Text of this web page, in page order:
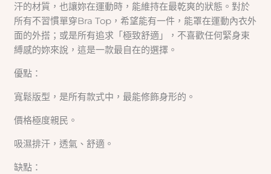
汗的材質，也讓妳在運動時，能維持在最乾爽的狀態。對於
所有不習慣單穿Bra Top，希望能有一件，能罩在運動內衣外
面的外搭；或是所有追求「極致舒適」，不喜歡任何緊身束
縛感的妳來說，這是一款最自在的選擇。
優點：
寬鬆版型，是所有款式中，最能修飾身形的。
價格極度親民。
吸濕排汗，透氣、舒適。
缺點：